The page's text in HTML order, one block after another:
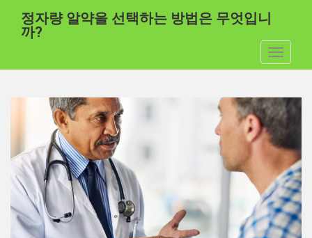
츠
정자량 알약을 선택하는 방법은 무엇입니
까?
탐색 전